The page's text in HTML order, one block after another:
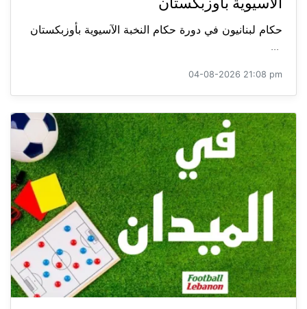
حكام لبنانيون في دورة حكام النخبة الآسيوية بأوزبكستان
...
04-08-2026 21:08 pm